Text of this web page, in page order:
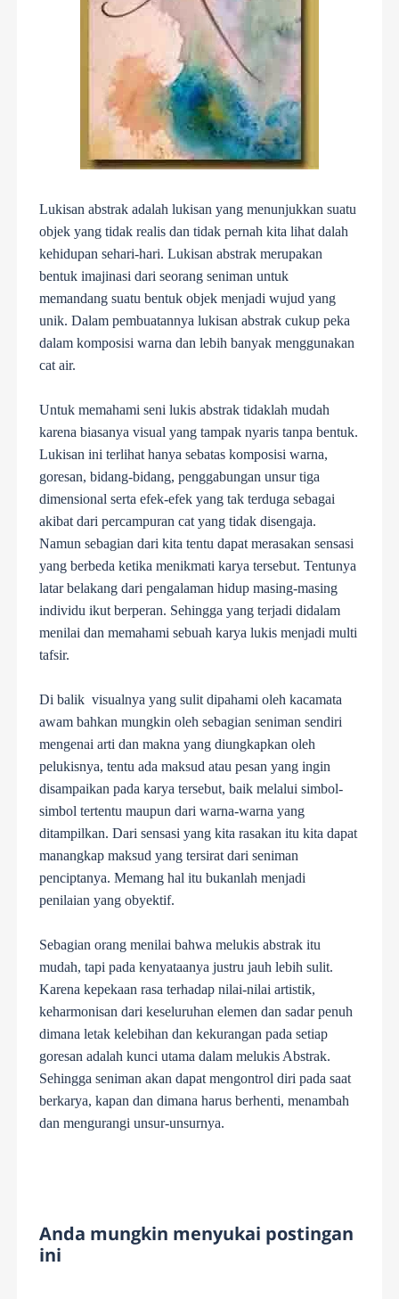
Lukisan abstrak adalah lukisan yang menunjukkan suatu
objek yang tidak realis dan tidak pernah kita lihat dalah
kehidupan sehari-hari. Lukisan abstrak merupakan
bentuk imajinasi dari seorang seniman untuk
memandang suatu bentuk objek menjadi wujud yang
unik. Dalam pembuatannya lukisan abstrak cukup peka
dalam komposisi warna dan lebih banyak menggunakan
cat air.
Untuk memahami seni lukis abstrak tidaklah mudah
karena biasanya visual yang tampak nyaris tanpa bentuk.
Lukisan ini terlihat hanya sebatas komposisi warna,
goresan, bidang-bidang, penggabungan unsur tiga
dimensional serta efek-efek yang tak terduga sebagai
akibat dari percampuran cat yang tidak disengaja.
Namun sebagian dari kita tentu dapat merasakan sensasi
yang berbeda ketika menikmati karya tersebut. Tentunya
latar belakang dari pengalaman hidup masing-masing
individu ikut berperan. Sehingga yang terjadi didalam
menilai dan memahami sebuah karya lukis menjadi multi
tafsir.
Di balik visualnya yang sulit dipahami oleh kacamata
awam bahkan mungkin oleh sebagian seniman sendiri
mengenai arti dan makna yang diungkapkan oleh
pelukisnya, tentu ada maksud atau pesan yang ingin
disampaikan pada karya tersebut, baik melalui simbol-
simbol tertentu maupun dari warna-warna yang
ditampilkan. Dari sensasi yang kita rasakan itu kita dapat
manangkap maksud yang tersirat dari seniman
penciptanya. Memang hal itu bukanlah menjadi
penilaian yang obyektif.
Sebagian orang menilai bahwa melukis abstrak itu
mudah, tapi pada kenyataanya justru jauh lebih sulit.
Karena kepekaan rasa terhadap nilai-nilai artistik,
keharmonisan dari keseluruhan elemen dan sadar penuh
dimana letak kelebihan dan kekurangan pada setiap
goresan adalah kunci utama dalam melukis Abstrak.
Sehingga seniman akan dapat mengontrol diri pada saat
berkarya, kapan dan dimana harus berhenti, menambah
dan mengurangi unsur-unsurnya.
Anda mungkin menyukai postingan
ini